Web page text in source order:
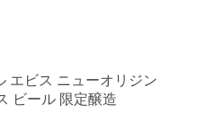
エビス ニューオリジン
ビール 限定醸造